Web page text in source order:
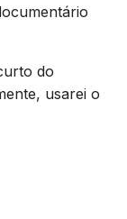
do
usarei o